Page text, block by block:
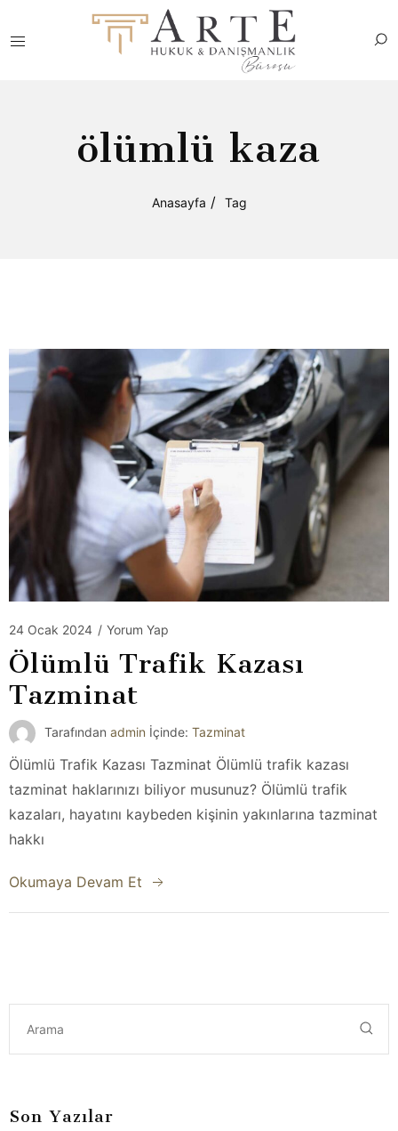
ölümlü kaza
Anasayfa Tag
24 Ocak 2024 / Yorum Yap
Ölümlü Trafik Kazası
Tazminat
Tarafından admin İçinde: Tazminat
Ölümlü Trafik Kazası Tazminat Ölümlü trafik kazası
tazminat haklarınızı biliyor musunuz? Ölümlü trafik
kazaları, hayatını kaybeden kişinin yakınlarına tazminat
hakkı
Okumaya Devam Et
Son Yazılar